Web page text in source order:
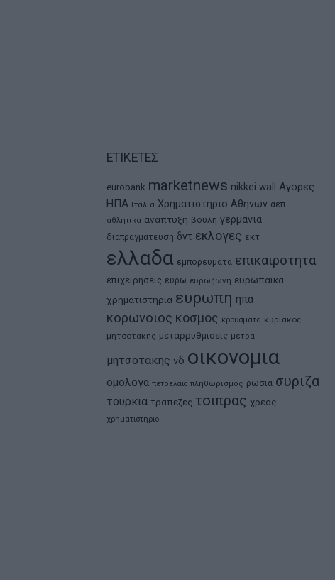
ΕΤΙΚΕΤΕΣ
eurobank marketnews nikkei wall
Αγορες
ΗΠΑ Ιταλια Χρηματιστηριο Αθηνων αεπ
αθλητικα αναπτυξη βουλη γερμανια
διαπραγματευση δντ εκλογες εκτ
ελλαδα εμπορευματα επικαιροτητα
επιχειρησεις ευρω ευρωζωνη ευρωπαικα
χρηματιστηρια ευρωπη ηπα
κορωνοιος κοσμος κρουσματα κυριακος
μητσοτακης μεταρρυθμισεις μετρα
μητσοτακης νδ οικονομια
ομολογα πετρελαιο πληθωρισμος ρωσια συριζα
τουρκια τραπεζες τσιπρας χρεος
χρηματιστηριο